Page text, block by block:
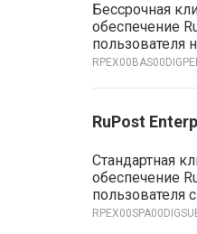
Бессрочная
обеспечение
пользователя
RuPost
Стандартная
обеспечение